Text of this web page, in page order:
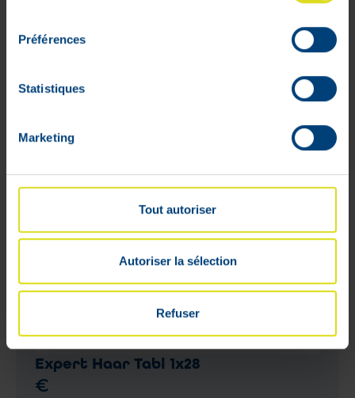
Préférences
Statistiques
Marketing
Tout autoriser
Autoriser la sélection
Refuser
Expert Haar Tabl 1x28
€